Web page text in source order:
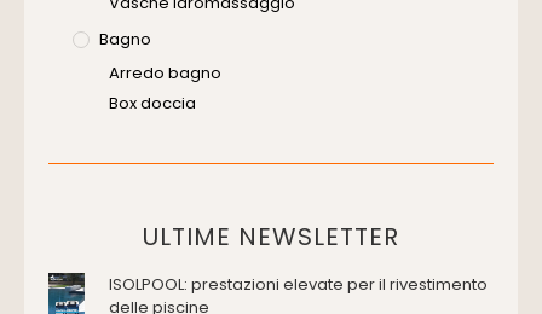
Bagno
Arredo bagno
Box doccia
Placche di comando per wc
Domotica Ed Impianti Elettrici
Edilizia
ULTIME NEWSLETTER
ISOLPOOL: prestazioni elevate per il rivestimento
delle piscine